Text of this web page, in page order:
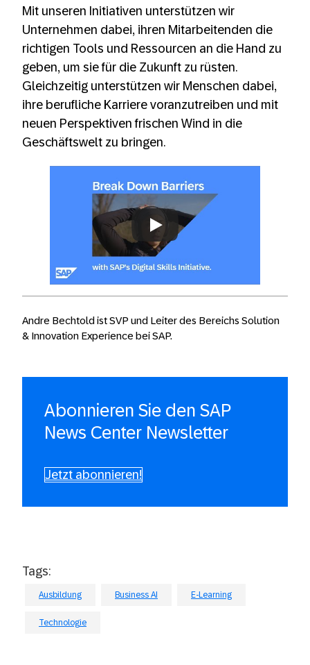
Mit unseren Initiativen unterstützen wir
Unternehmen dabei, ihren Mitarbeitenden die
richtigen Tools und Ressourcen an die Hand zu
geben, um sie für die Zukunft zu rüsten.
Gleichzeitig unterstützen wir Menschen dabei,
ihre berufliche Karriere voranzutreiben und mit
neuen Perspektiven frischen Wind in die
Geschäftswelt zu bringen.
Andre Bechtold ist SVP und Leiter des Bereichs Solution
& Innovation Experience bei SAP.
Abonnieren Sie den SAP
News Center Newsletter
Jetzt abonnieren!
Tags:
Ausbildung Business AI E-Learning
Technologie